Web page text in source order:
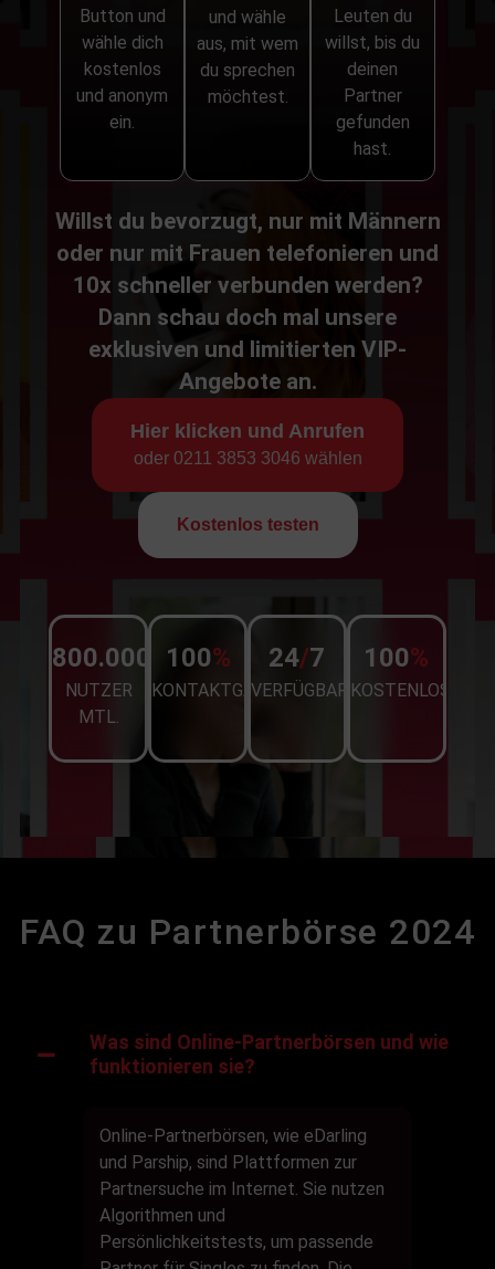
Button und
wähle dich
kostenlos
und anonym
ein.
und wähle
aus, mit wem
du sprechen
möchtest.
Leuten du
willst, bis du
deinen
Partner
gefunden
hast.
Willst du bevorzugt, nur mit Männern
oder nur mit Frauen telefonieren und
10x schneller verbunden werden?
Dann schau doch mal unsere
exklusiven und limitierten VIP-
Angebote an.
Hier klicken und Anrufen
oder 0211 3853 3046 wählen
Kostenlos testen
800.000. +
NUTZER
MTL.
100%
KONTAKTGARANTIE
24/7
VERFÜGBAR
100%
KOSTENLOS
FAQ zu Partnerbörse 2024
Was sind Online-Partnerbörsen und wie
funktionieren sie?
Online-Partnerbörsen, wie eDarling
und Parship, sind Plattformen zur
Partnersuche im Internet. Sie nutzen
Algorithmen und
Persönlichkeitstests, um passende